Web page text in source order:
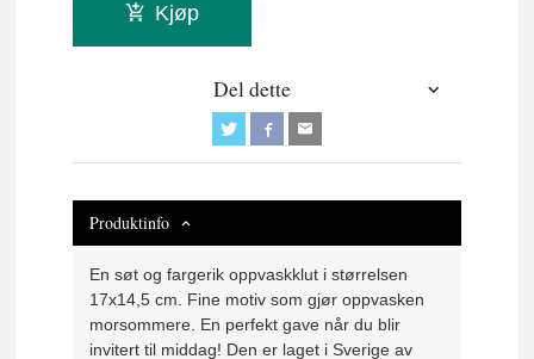
Kjøp
Del dette
Produktinfo
En søt og fargerik oppvaskklut i størrelsen
17x14,5 cm. Fine motiv som gjør oppvasken
morsommere. En perfekt gave når du blir
invitert til middag! Den er laget i Sverige av